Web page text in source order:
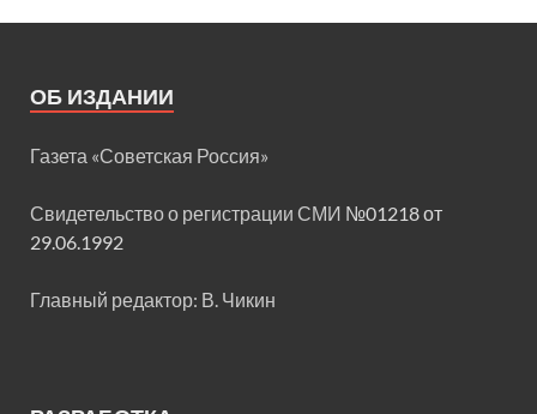
ОБ ИЗДАНИИ
Газета «Советская Россия»
Свидетельство о регистрации СМИ №01218 от
29.06.1992
Главный редактор: В. Чикин